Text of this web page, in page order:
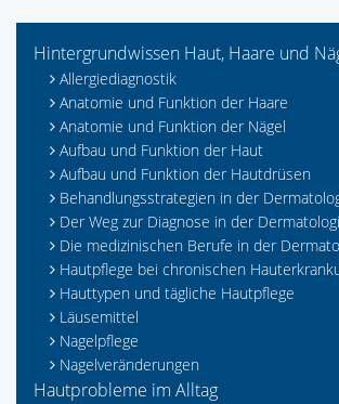
Hintergrundwissen Haut, Haare und
Allergiediagnostik
Anatomie und Funktion der Haare
Anatomie und Funktion der Nägel
Aufbau und Funktion der Haut
Aufbau und Funktion der Hautdrüsen
Behandlungsstrategien in der
Der Weg zur Diagnose in der
Die medizinischen Berufe in der
Hautpflege bei chronischen
Hauttypen und tägliche Hautpflege
Läusemittel
Nagelpflege
Nagelveränderungen
Hautprobleme im Alltag